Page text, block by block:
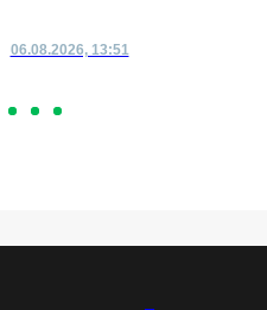
06.08.2026, 13:51